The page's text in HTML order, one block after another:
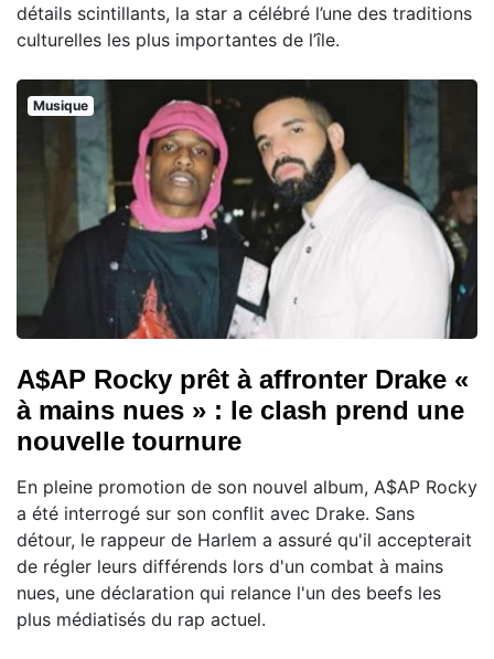
détails scintillants, la star a célébré l’une des traditions
culturelles les plus importantes de l’île.
Musique
A$AP Rocky prêt à affronter Drake «
à mains nues » : le clash prend une
nouvelle tournure
En pleine promotion de son nouvel album, A$AP Rocky
a été interrogé sur son conflit avec Drake. Sans
détour, le rappeur de Harlem a assuré qu'il accepterait
de régler leurs différends lors d'un combat à mains
nues, une déclaration qui relance l'un des beefs les
plus médiatisés du rap actuel.